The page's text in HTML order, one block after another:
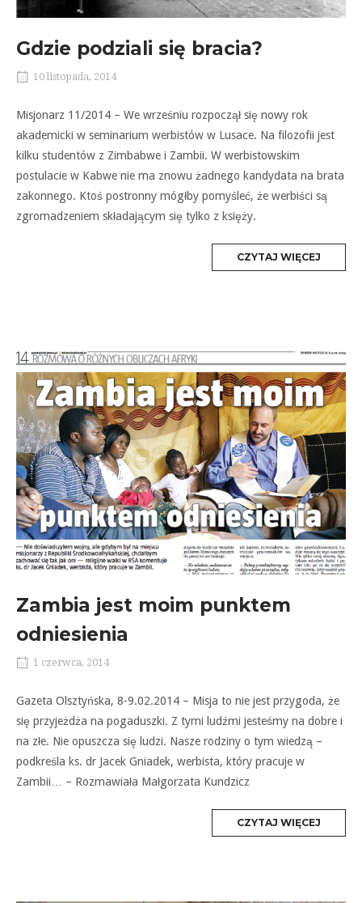
Gdzie podziali się bracia?
10 listopada, 2014
Misjonarz 11/2014 – We wrześniu rozpoczął się nowy rok
akademicki w seminarium werbistów w Lusace. Na filozofii jest
kilku studentów z Zimbabwe i Zambii. W werbistowskim
postulacie w Kabwe nie ma znowu żadnego kandydata na brata
zakonnego. Ktoś postronny mógłby pomyśleć, że werbiści są
zgromadzeniem składającym się tylko z księży.
CZYTAJ WIĘCEJ
Zambia jest moim punktem
odniesienia
1 czerwca, 2014
Gazeta Olsztyńska, 8-9.02.2014 – Misja to nie jest przygoda, że
się przyjeżdża na pogaduszki. Z tymi ludźmi jesteśmy na dobre i
na złe. Nie opuszcza się ludzi. Nasze rodziny o tym wiedzą –
podkreśla ks. dr Jacek Gniadek, werbista, który pracuje w
Zambii… – Rozmawiała Małgorzata Kundzicz
CZYTAJ WIĘCEJ